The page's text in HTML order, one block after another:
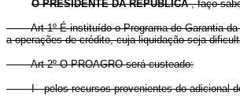
O PRESIDENTE DA REPÚBLICA, faço
Art 1º É instituído o Programa de Garantia
a operações de crédito, cuja liquidação seja
Art 2º O PROAGRO será custeado:
I - pelos recursos provenientes do adicional de